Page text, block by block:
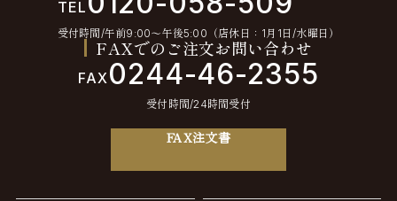
TEL
受付時間/午前9:00〜午後5:00（店休日：1月1日/水曜日）
FAXでのご注文お問い合わせ
FAX 0244-46-2355
受付時間/24時間受付
FAX注文書